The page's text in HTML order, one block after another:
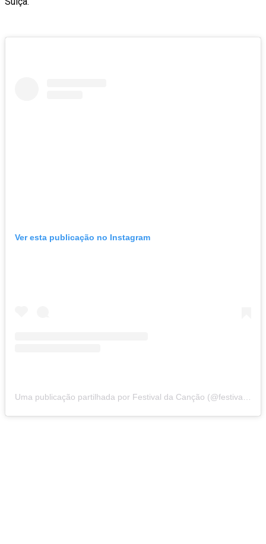
Ver esta publicação no Instagram
Uma publicação partilhada por Festival da Canção (@festivaldacancao.rtp)